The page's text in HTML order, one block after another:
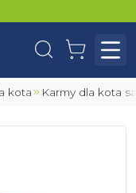
WyszukajKoszyk
kota Karmy dla kota